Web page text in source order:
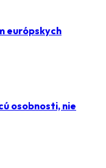
európskych
osobnosti, nie